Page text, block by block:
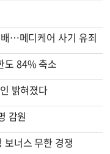
…메디케어 사기 유죄
도 84% 축소
밝혀졌다
감원
너스 무한 경쟁